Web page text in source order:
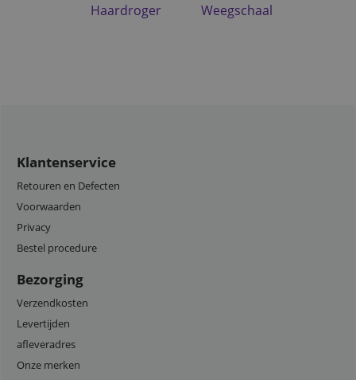
Haardroger Weegschaal
Klantenservice
Retouren en Defecten
Voorwaarden
Privacy
Bestel procedure
Bezorging
Verzendkosten
Levertijden
afleveradres
Onze merken